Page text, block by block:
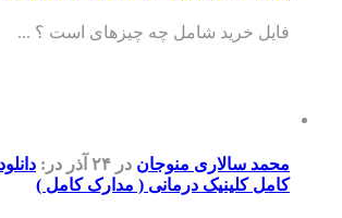
فایل خرید شامل چه چیزهای است ؟ ...
محمد سالاری منوجان در ۲۴ آذر در:
کامل کلینیک درمانی ( مدارک کامل )